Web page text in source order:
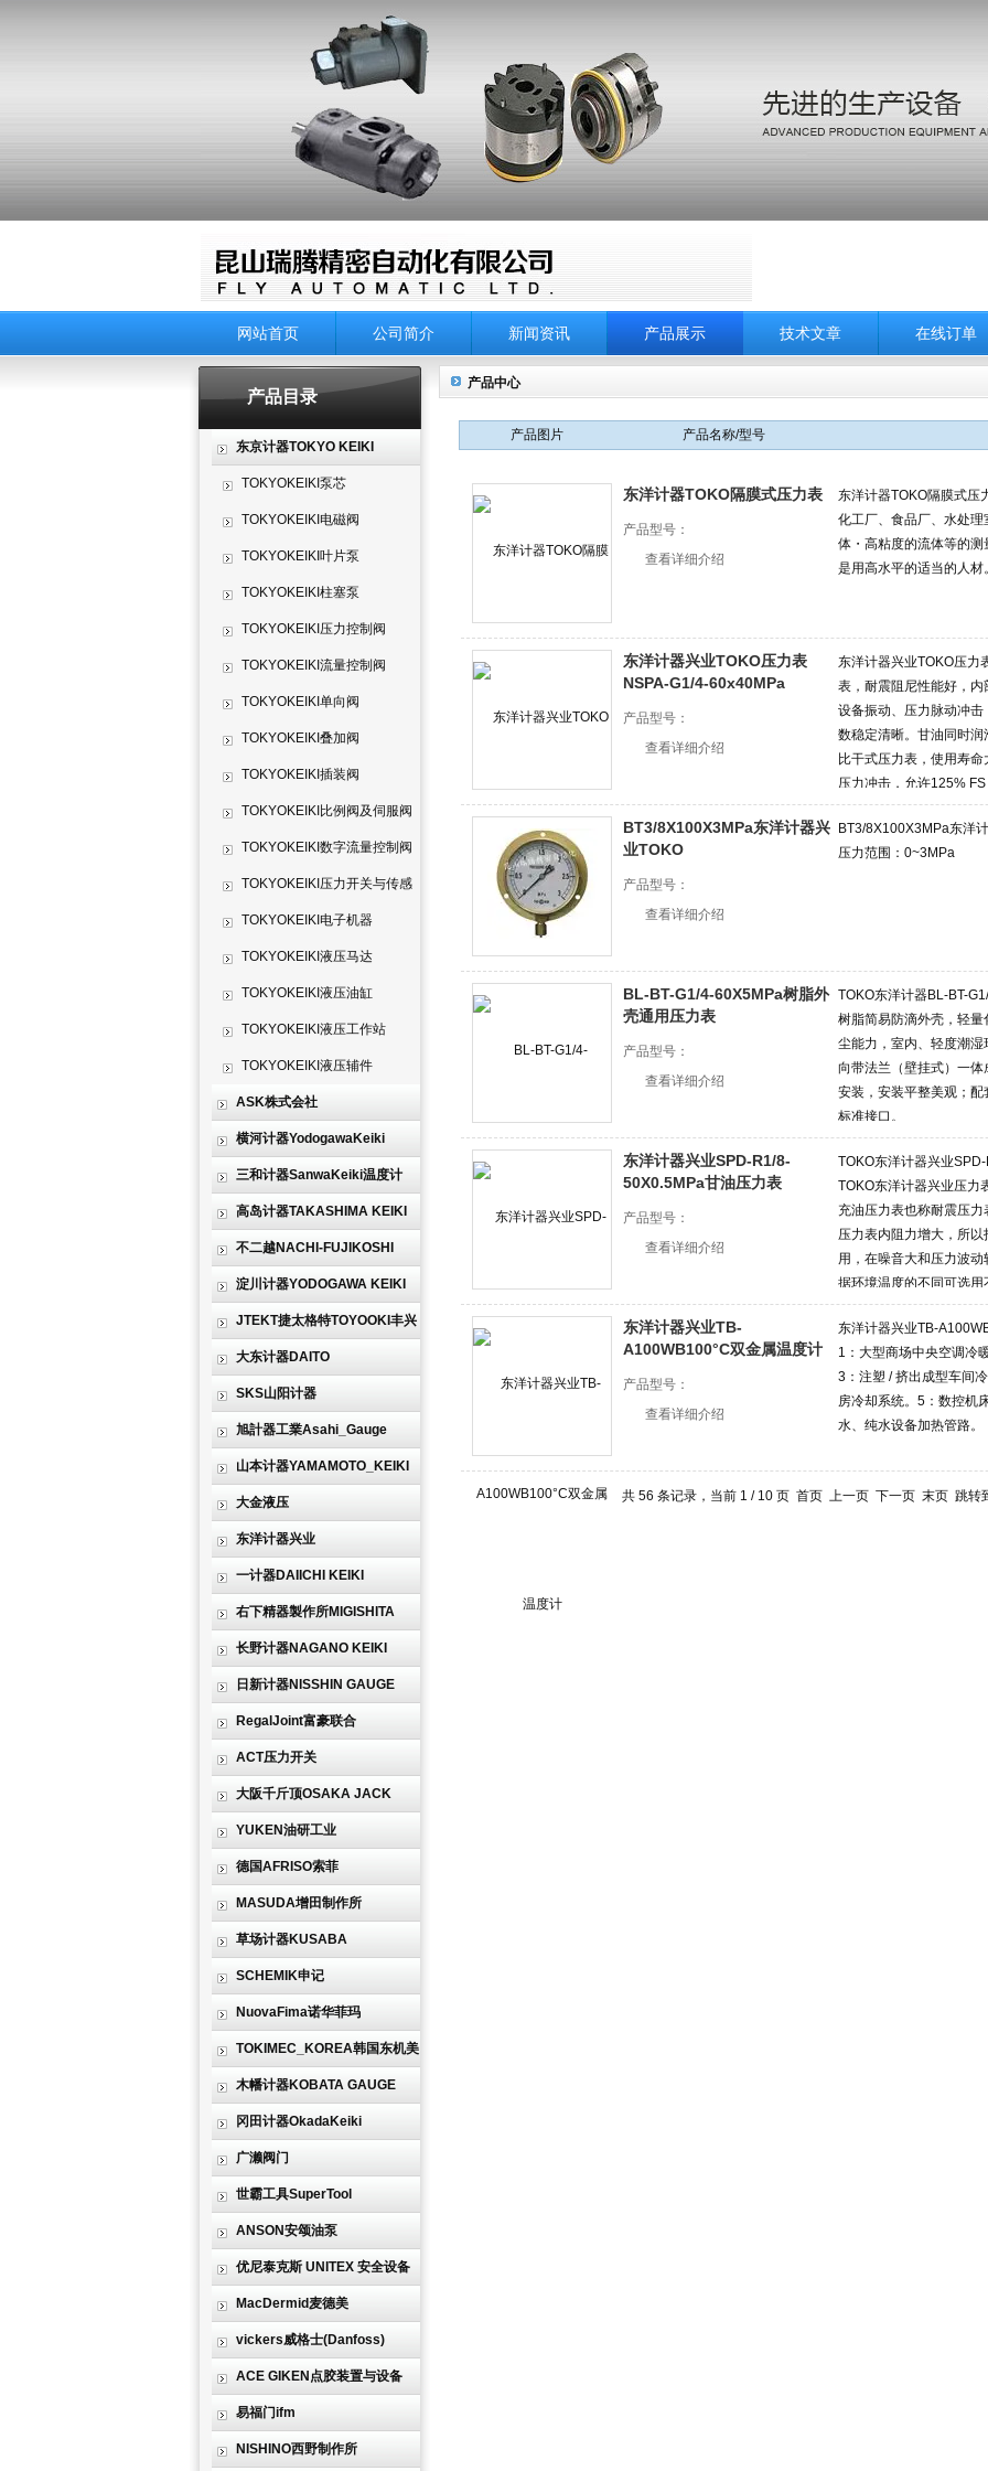
网站首页 公司简介 新闻资讯 产品展示 技术文章 在线订单
产品目录
东京计器TOKYO KEIKI
TOKYOKEIKI泵芯
TOKYOKEIKI电磁阀
TOKYOKEIKI叶片泵
TOKYOKEIKI柱塞泵
TOKYOKEIKI压力控制阀
TOKYOKEIKI流量控制阀
TOKYOKEIKI单向阀
TOKYOKEIKI叠加阀
TOKYOKEIKI插装阀
TOKYOKEIKI比例阀及伺服阀
TOKYOKEIKI数字流量控制阀
TOKYOKEIKI压力开关与传感
器 TOKYOKEIKI电子机器
TOKYOKEIKI液压马达
TOKYOKEIKI液压油缸
TOKYOKEIKI液压工作站
TOKYOKEIKI液压辅件
ASK株式会社
横河计器YodogawaKeiki
三和计器SanwaKeiki温度计
高岛计器TAKASHIMA KEIKI
不二越NACHI-FUJIKOSHI
淀川计器YODOGAWA KEIKI
JTEKT捷太格特TOYOOKI丰兴
大东计器DAITO
SKS山阳计器
旭計器工業Asahi_Gauge
山本计器YAMAMOTO_KEIKI
大金液压
东洋计器兴业
一计器DAIICHI KEIKI
右下精器製作所MIGISHITA
长野计器NAGANO KEIKI
日新计器NISSHIN GAUGE
RegalJoint富豪联合
ACT压力开关
大阪千斤顶OSAKA JACK
YUKEN油研工业
德国AFRISO索菲
MASUDA增田制作所
草场计器KUSABA
SCHEMIK申记
NuovaFima诺华菲玛
TOKIMEC_KOREA韩国东机美
木幡计器KOBATA GAUGE
冈田计器OkadaKeiki
广濑阀门
世霸工具SuperTool
ANSON安颂油泵
优尼泰克斯 UNITEX 安全设备
MacDermid麦德美
vickers威格士(Danfoss)
ACE GIKEN点胶装置与设备
易福门ifm
NISHINO西野制作所
产品中心
产品图片 产品名称/型号
东洋计器TOKO隔膜式压力表
产品型号：
查看详细介绍
东洋计器TOKO隔膜式压
化工厂、食品厂、水处
体・高粘度的流体等的测
是用高水平的适当的人材
东洋计器兴业TOKO压力表
NSPA-G1/4-60x40MPa
产品型号：
查看详细介绍
东洋计器兴业TOKO压力
表，耐震阻尼性能好，
设备振动、压力脉动冲
数稳定清晰。甘油同时
比干式压力表，使用寿
压力冲击，允许125%
BT3/8X100X3MPa东洋计器兴
业TOKO
产品型号：
查看详细介绍
BT3/8X100X3MPa东洋
压力范围：0~3MPa
BL-BT-G1/4-60X5MPa树脂外
壳通用压力表
产品型号：
查看详细介绍
TOKO东洋计器BL-BT-
树脂简易防滴外壳，轻
尘能力，室内、轻度潮
向带法兰（壁挂式）一
安装，安装平整美观；
标准接口。
东洋计器兴业SPD-R1/8-
50X0.5MPa甘油压力表
产品型号：
查看详细介绍
TOKO东洋计器兴业
TOKO东洋计器兴业压力
充油压力表也称耐震压
压力表内阻力增大，所
用，在噪音大和压力波
据环境温度的不同可选
油。
东洋计器兴业TB-
A100WB100°C双金属温度计
产品型号：
查看详细介绍
东洋计器兴业TB-
1：大型商场中央空调冷
3：注塑 / 挤出成型车间
房冷却系统。5：数控机
水、纯水设备加热管路。
共 56 条记录，当前 1 / 10 页 首页 上一页 下一页 末页跳转